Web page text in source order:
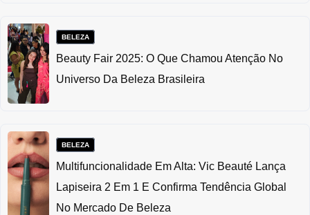
BELEZA
Beauty Fair 2025: O Que Chamou Atenção No
Universo Da Beleza Brasileira
BELEZA
Multifuncionalidade Em Alta: Vic Beauté Lança
Lapiseira 2 Em 1 E Confirma Tendência Global
No Mercado De Beleza